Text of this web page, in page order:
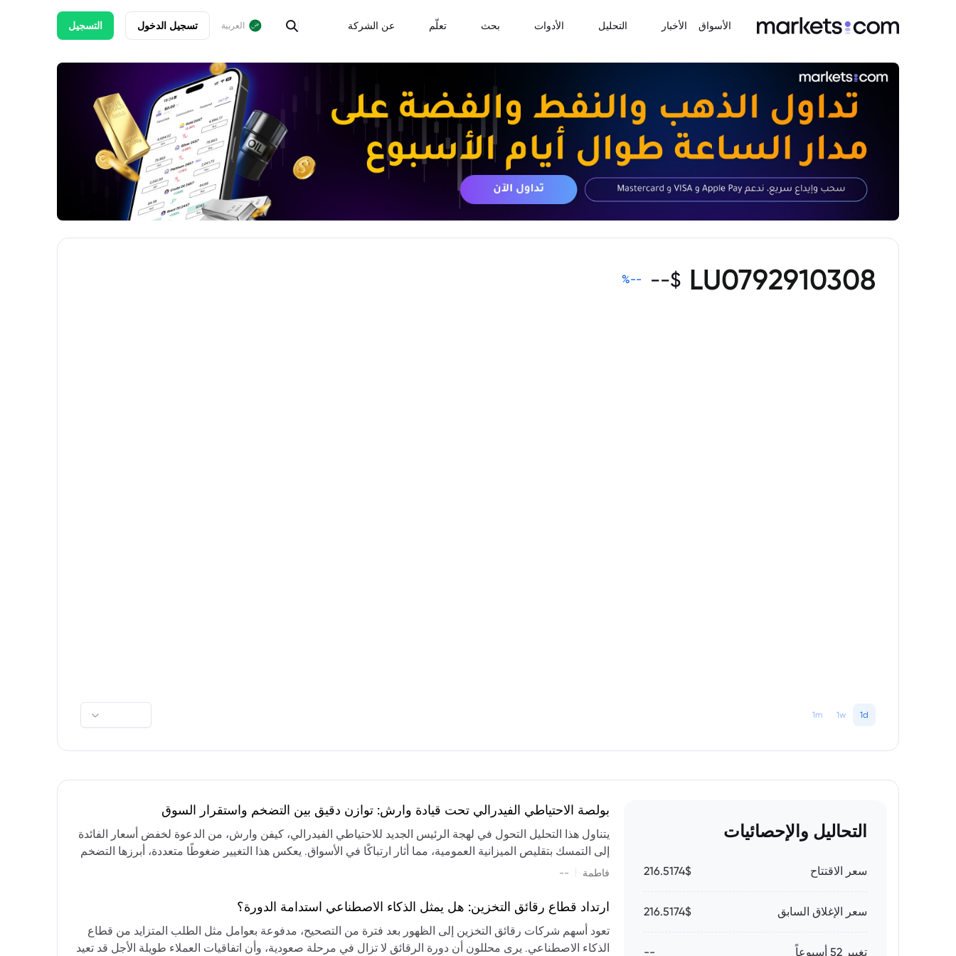
الأسواق الأخبار التحليل الأدوات بحث تعلّم عن الشركة العربية تسجيل الدخول التسجيل
LU0792910308
$
--
--
%
1d
1w
1m
التحاليل والإحصائيات
سعر الاقتتاح 216.5174$
سعر الإغلاق السابق 216.5174$
تغيير 52 أسبوعاً --
بولصة الاحتياطي الفيدرالي تحت قيادة وارش: توازن دقيق بين التضخم واستقرار السوق
يتناول هذا التحليل التحول في لهجة الرئيس الجديد للاحتياطي الفيدرالي، كيفن وارش، من الدعوة لخفض أسعار الفائدة
إلى التمسك بتقليص الميزانية العمومية، مما أثار ارتباكًا في الأسواق. يعكس هذا التغيير ضغوطًا متعددة، أبرزها التضخم
المستمر، والعجز المالي الكبير، والتوترات الجيوسياسية في الشرق الأوسط، التي تقيد خيارات خفض الفائدة أو خفض
وتجنب التدابير الاستفزازية التي قد تزعزع استقرار السوق.
فاطمة --
ارتداد قطاع رقائق التخزين: هل يمثل الذكاء الاصطناعي استدامة الدورة؟
تعود أسهم شركات رقائق التخزين إلى الظهور بعد فترة من التصحيح، مدفوعة بعوامل مثل الطلب المتزايد من قطاع
الذكاء الاصطناعي. يرى محللون أن دورة الرقائق لا تزال في مرحلة صعودية، وأن اتفاقيات العملاء طويلة الأجل قد تعيد